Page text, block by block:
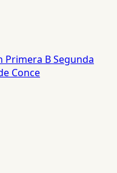
Primera BSegunda
Conce